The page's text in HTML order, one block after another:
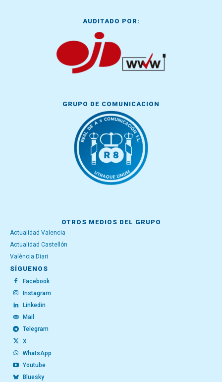
AUDITADO POR:
GRUPO DE COMUNICACIÓN
OTROS MEDIOS DEL GRUPO
Actualidad Valencia
Actualidad Castellón
València Diari
SÍGUENOS
Facebook
Instagram
Linkedin
Mail
Telegram
X
WhatsApp
Youtube
Bluesky